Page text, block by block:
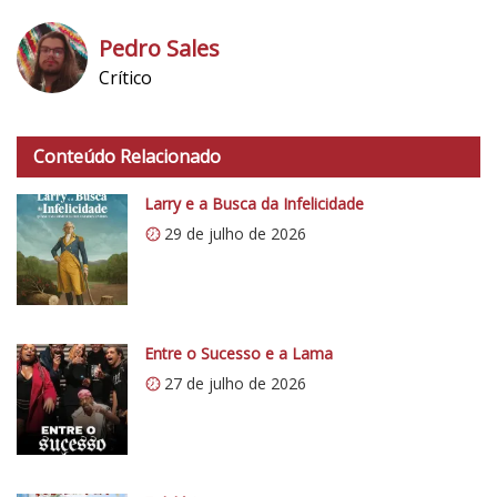
t
p
s
:
/
/
0
.
w
p
.
Pedro Sales
Crítico
Conteúdo Relacionado
Larry e a Busca da Infelicidade
29 de julho de 2026
Entre o Sucesso e a Lama
27 de julho de 2026